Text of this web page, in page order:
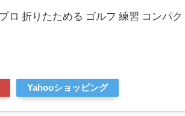
ロ 折りたためる ゴルフ 練習 コンパク
Yahooショッピング